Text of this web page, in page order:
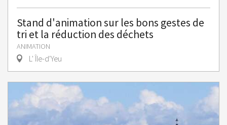
Stand d'animation sur les bons gestes de
tri et la réduction des déchets
ANIMATION
L' Île-d'Yeu